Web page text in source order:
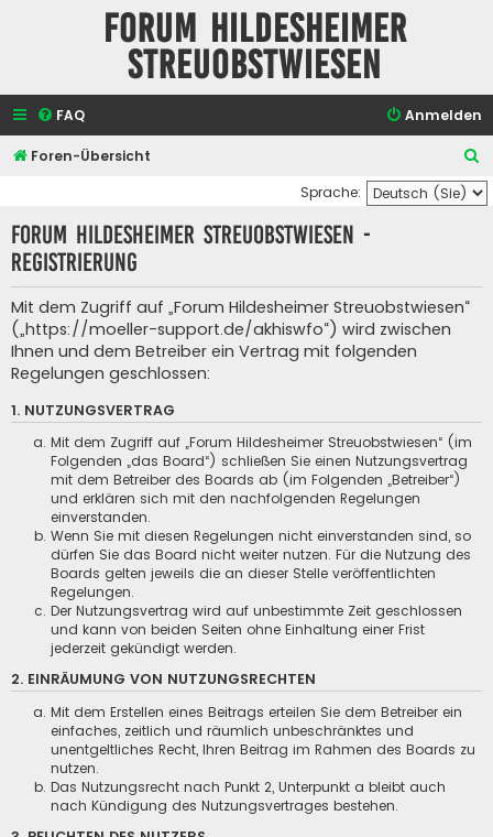
Forum Hildesheimer
Streuobstwiesen
FAQ Anmelden
Foren-Übersicht
u
c
Sprache:
Forum Hildesheimer Streuobstwiesen -
Registrierung
Mit dem Zugriff auf „Forum Hildesheimer Streuobstwiesen“
(„https://moeller-support.de/akhiswfo“) wird zwischen
Ihnen und dem Betreiber ein Vertrag mit folgenden
Regelungen geschlossen:
1. NUTZUNGSVERTRAG
Mit dem Zugriff auf „Forum Hildesheimer Streuobstwiesen“ (im
Folgenden „das Board“) schließen Sie einen Nutzungsvertrag
mit dem Betreiber des Boards ab (im Folgenden „Betreiber“)
und erklären sich mit den nachfolgenden Regelungen
einverstanden.
Wenn Sie mit diesen Regelungen nicht einverstanden sind, so
dürfen Sie das Board nicht weiter nutzen. Für die Nutzung des
Boards gelten jeweils die an dieser Stelle veröffentlichten
Regelungen.
Der Nutzungsvertrag wird auf unbestimmte Zeit geschlossen
und kann von beiden Seiten ohne Einhaltung einer Frist
jederzeit gekündigt werden.
2. EINRÄUMUNG VON NUTZUNGSRECHTEN
Mit dem Erstellen eines Beitrags erteilen Sie dem Betreiber ein
einfaches, zeitlich und räumlich unbeschränktes und
unentgeltliches Recht, Ihren Beitrag im Rahmen des Boards zu
nutzen.
Das Nutzungsrecht nach Punkt 2, Unterpunkt a bleibt auch
nach Kündigung des Nutzungsvertrages bestehen.